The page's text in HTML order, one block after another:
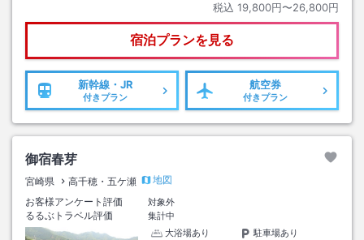
税込 19,800円〜26,800円
宿泊プランを見る
新幹線・JR
付きプラン
航空券
付きプラン
御宿春芽
宮崎県 高千穂・五ケ瀬
地図
お客様アンケート評価
対象外
るるぶトラベル評価
集計中
大浴場あり
駐車場あり